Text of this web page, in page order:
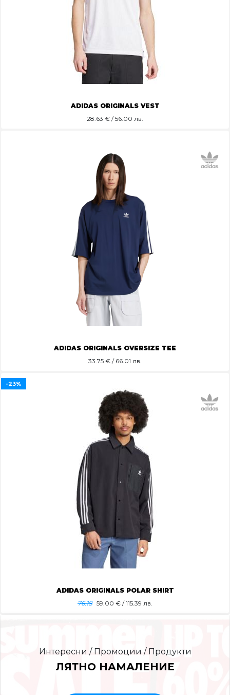
ADIDAS ORIGINALS VEST
28.63 € / 56.00 лв.
ADIDAS ORIGINALS OVERSIZE TEE
33.75 € / 66.01 лв.
ADIDAS ORIGINALS POLAR SHIRT
76.18 59.00 € / 115.39 лв.
-23%
Интересни / Промоции / Продукти
ЛЯТНО НАМАЛЕНИЕ